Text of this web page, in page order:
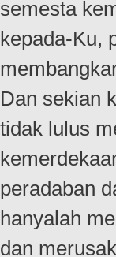
semesta
kepada-Ku,
Dan sekian
tidak lulus
peradaban
hanyalah
dan